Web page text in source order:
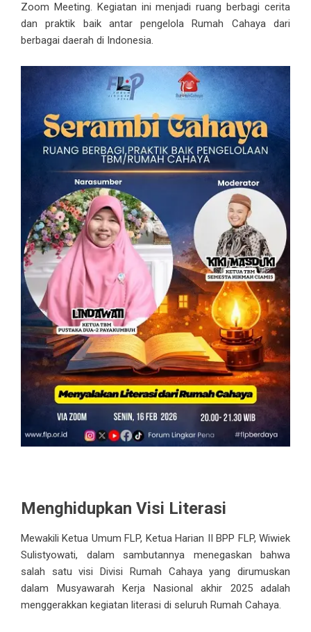
Zoom Meeting. Kegiatan ini menjadi ruang berbagi cerita
dan praktik baik antar pengelola Rumah Cahaya dari
berbagai daerah di Indonesia.
Menghidupkan Visi Literasi
Mewakili Ketua Umum FLP, Ketua Harian II BPP FLP, Wiwiek
Sulistyowati, dalam sambutannya menegaskan bahwa
salah satu visi Divisi Rumah Cahaya yang dirumuskan
dalam Musyawarah Kerja Nasional akhir 2025 adalah
menggerakkan kegiatan literasi di seluruh Rumah Cahaya.